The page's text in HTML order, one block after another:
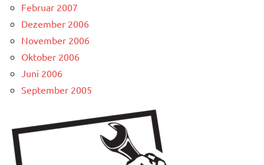
Februar 2007
Dezember 2006
November 2006
Oktober 2006
Juni 2006
September 2005